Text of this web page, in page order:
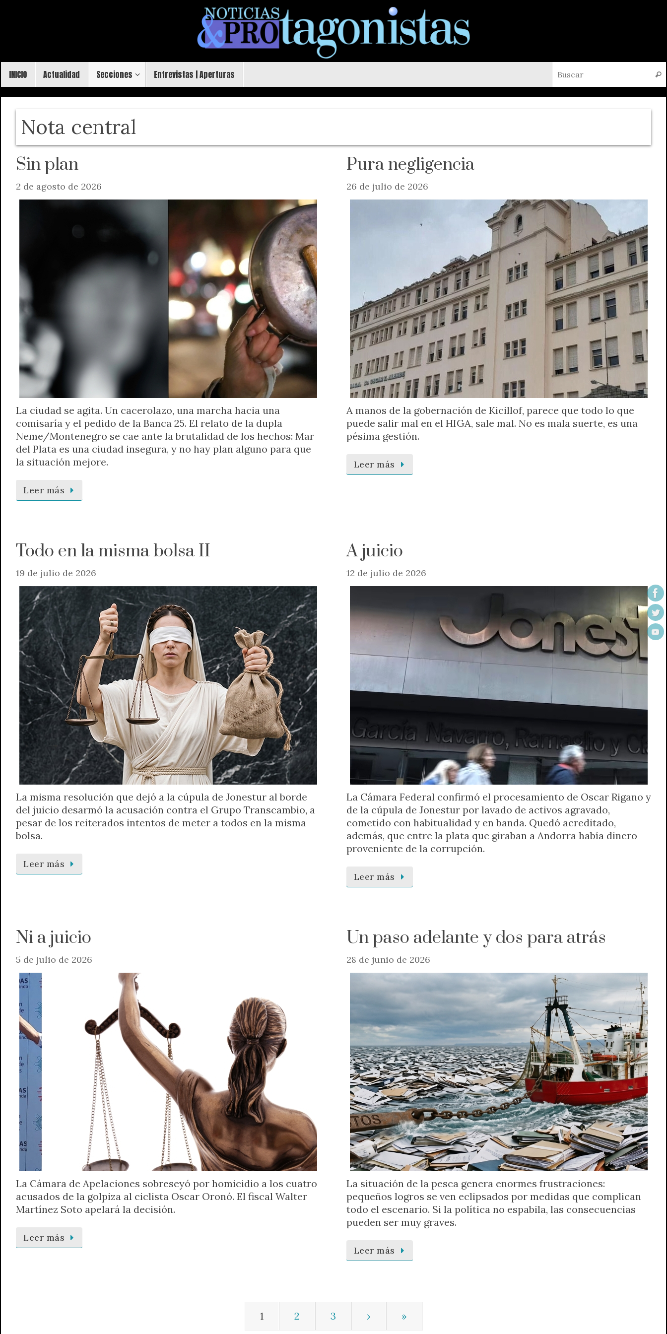
contenido
INICIO Actualidad Secciones Entrevistas | Aperturas
Nota central
Sin plan
2 de agosto de 2026
La ciudad se agita. Un cacerolazo, una marcha hacia una
comisaría y el pedido de la Banca 25. El relato de la dupla
Neme/Montenegro se cae ante la brutalidad de los hechos: Mar
del Plata es una ciudad insegura, y no hay plan alguno para que
la situación mejore.
Leer más
Pura negligencia
26 de julio de 2026
A manos de la gobernación de Kicillof, parece que todo lo que
puede salir mal en el HIGA, sale mal. No es mala suerte, es una
pésima gestión.
Leer más
Todo en la misma bolsa II
19 de julio de 2026
La misma resolución que dejó a la cúpula de Jonestur al borde
del juicio desarmó la acusación contra el Grupo Transcambio, a
pesar de los reiterados intentos de meter a todos en la misma
bolsa.
Leer más
A juicio
12 de julio de 2026
La Cámara Federal confirmó el procesamiento de Oscar Rigano y
de la cúpula de Jonestur por lavado de activos agravado,
cometido con habitualidad y en banda. Quedó acreditado,
además, que entre la plata que giraban a Andorra había dinero
proveniente de la corrupción.
Leer más
Ni a juicio
5 de julio de 2026
La Cámara de Apelaciones sobreseyó por homicidio a los cuatro
acusados de la golpiza al ciclista Oscar Oronó. El fiscal Walter
Martínez Soto apelará la decisión.
Leer más
Un paso adelante y dos para atrás
28 de junio de 2026
La situación de la pesca genera enormes frustraciones:
pequeños logros se ven eclipsados por medidas que complican
todo el escenario. Si la política no espabila, las consecuencias
pueden ser muy graves.
Leer más
1 2 3 › »